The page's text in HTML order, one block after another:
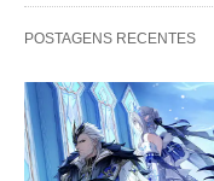
POSTAGENS RECENTES